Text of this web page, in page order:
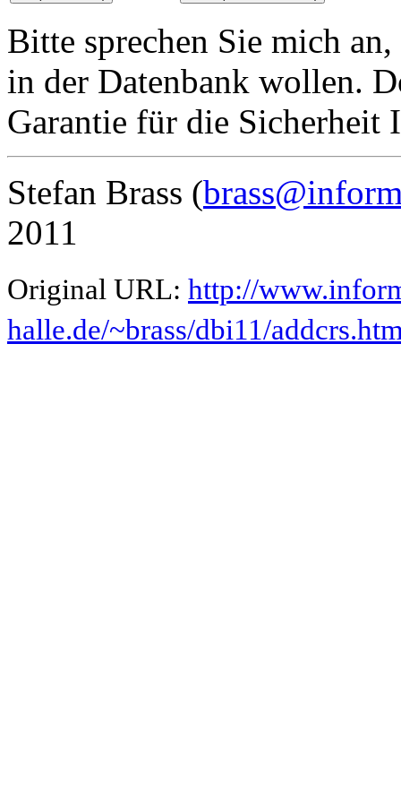
Bitte sprechen Sie mich
in der Datenbank wollen.
Garantie für die Sicherheit
Stefan Brass (
2011
Original URL: http://
halle.de/~brass/dbi11/